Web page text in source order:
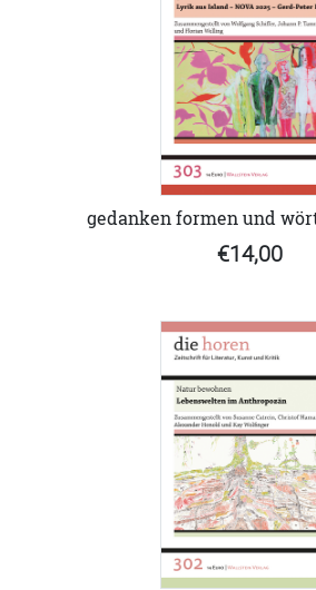
gedanken formen und
€14,00